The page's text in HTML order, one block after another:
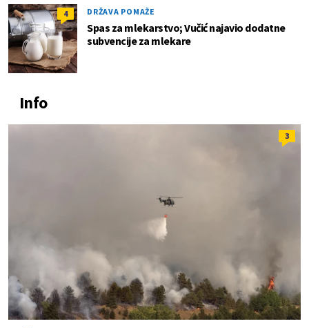
4 DRŽAVA POMAŽE
Spas za mlekarstvo; Vučić najavio dodatne
subvencije za mlekare
Info
3